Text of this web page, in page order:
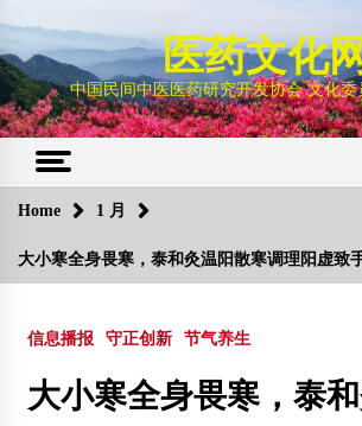
content
医药文化
中国民间中医医药研究开发协会 文化
Home 1 月
大小寒全身畏寒，泰和灸温阳散寒调理阳虚致
信息播报 守正创新 节气养生
大小寒全身畏寒，泰